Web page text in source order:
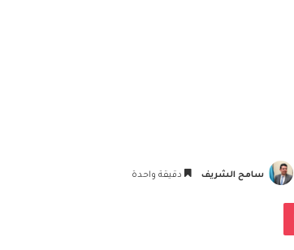
سامح الشريف دقيقة واحدة